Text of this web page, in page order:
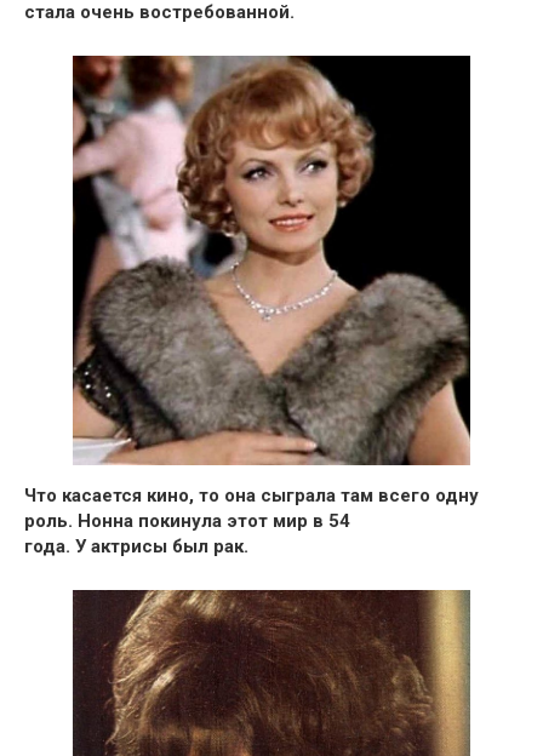
стала очень востребованной.
Что касается кино, то она сыграла там всего одну
роль. Нонна покинула этот мир в 54
года. У актрисы был рак.